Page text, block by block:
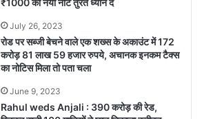
₹1000 का नया नोट तुरंत ध्यान दें
July 26, 2023
रोड पर सब्जी बेचने वाले एक शख्स के अकाउंट में 172
करोड़ 81 लाख 59 हजार रुपये, अचानक इनकम टैक्स
का नोटिस मिला तो पता चला
June 9, 2023
Rahul weds Anjali : 390 करोड़ की रेड,